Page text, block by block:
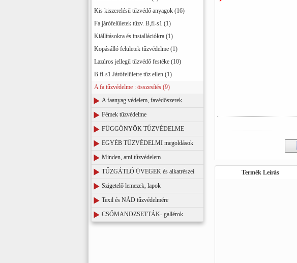
Kis kiszerelésű tűzvédő anyagok (16)
Fa járófelületek tűzv. B,fl-s1 (1)
Kiállításokra és installációkra (1)
Kopásálló felületek tűzvédelme (1)
Lazúros jellegű tűzvédő festéke (10)
B fl-s1 Járófelületre tűz ellen (1)
A fa tűzvédelme : összesítés (9)
A faanyag védelem, favédőszerek
Fémek tűzvédelme
FÜGGÖNYÖK TŰZVÉDELME
EGYÉB TŰZVÉDELMI megoldások
Minden, ami tűzvédelem
TŰZGÁTLÓ ÜVEGEK és alkatrészei
Szigetelő lemezek, lapok
Texil és NÁD tűzvédelmére
CSŐMANDZSETTÁK- gallérok
Termék Leírás